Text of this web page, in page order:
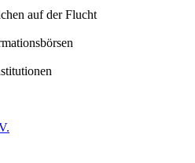
auf der Flucht